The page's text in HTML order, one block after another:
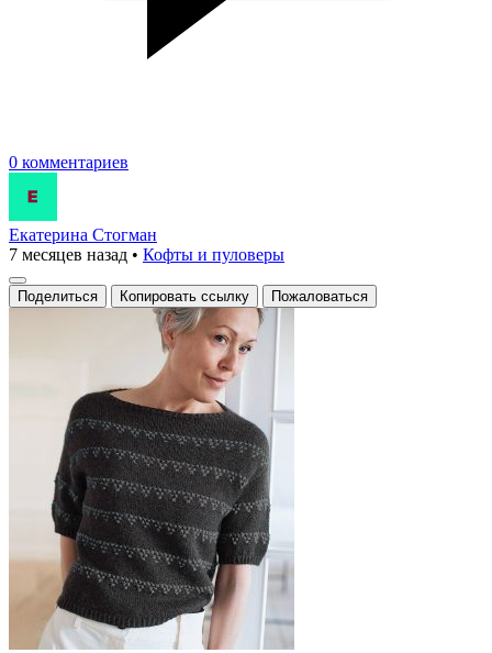
0 комментариев
Екатерина Стогман
7 месяцев назад • Кофты и пуловеры
Поделиться Копировать ссылку Пожаловаться